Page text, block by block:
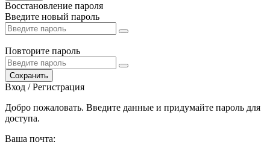
Восстановление пароля
Введите новый пароль
Повторите пароль
Сохранить
Вход / Регистрация
Добро пожаловать. Введите данные и придумайте пароль для
доступа.
Ваша почта: